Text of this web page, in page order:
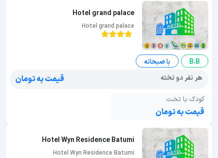
Hotel grand palace
Hotel grand palace
B.B
با صبحانه
هر نفر دو تخته
قیمت به تومان
کودک با تخت
قیمت به تومان
Hotel Wyn Residence Batumi
Hotel Wyn Residence Batumi